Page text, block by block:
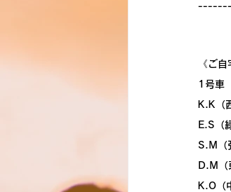
《ご
1号車
K.K（
E.S（
S.M（
D.M
K.O（